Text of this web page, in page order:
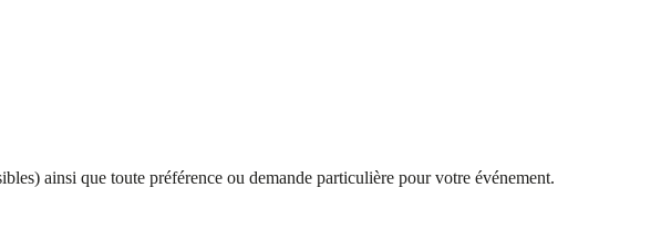
ainsi que toute préférence ou demande particulière pour votre événement.